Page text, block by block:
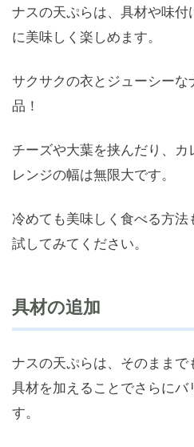
ナスの天ぷらは、具材や味付
に美味しく楽しめます。
サクサクの衣とジューシー
品！
チーズや大葉を挟んだり、
レンジの幅は無限大です。
冷めても美味しく食べる方
試してみてください。
具材の追加
ナスの天ぷらは、そのまま
具材を加えることでさらにバ
す。